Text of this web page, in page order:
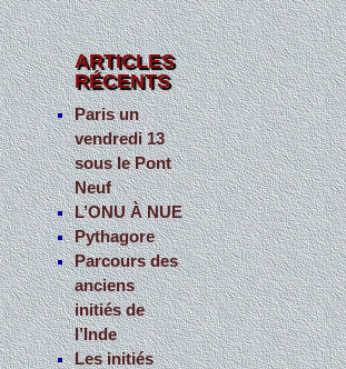
h
e
r
c
h
e
r
:
ARTICLES
RÉCENTS
Paris un
vendredi 13
sous le Pont
Neuf
L’ONU À NUE
Pythagore
Parcours des
anciens
initiés de
l’Inde
Les initiés